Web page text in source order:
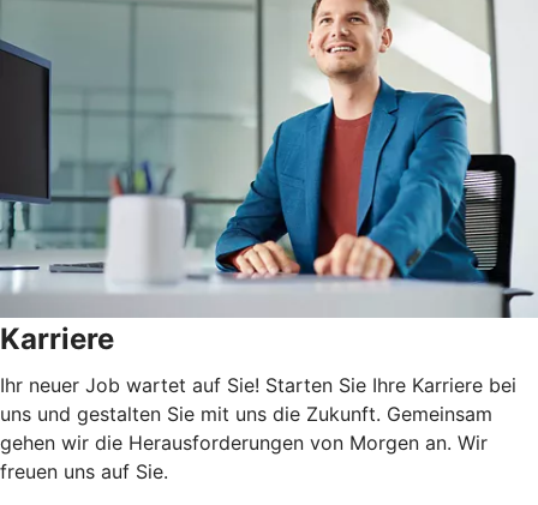
Karriere
Ihr neuer Job wartet auf Sie! Starten Sie Ihre Karriere bei
uns und gestalten Sie mit uns die Zukunft. Gemeinsam
gehen wir die Herausforderungen von Morgen an. Wir
freuen uns auf Sie.